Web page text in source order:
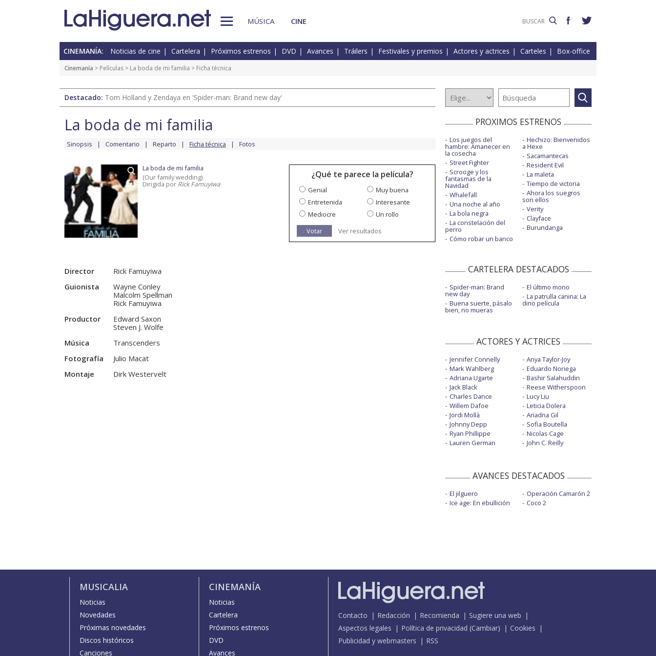
MÚSICA CINE
CINEMANÍA: Noticias de cine Cartelera Próximos estrenos DVD Avances Tráilers Festivales y premios Actores y actrices Carteles Box-office
Cinemanía > Películas > La boda de mi familia > Ficha técnica
Destacado: Tom Holland y Zendaya en 'Spider-man: Brand new day'
La boda de mi familia
Sinopsis Comentario Reparto Ficha técnica Fotos
La boda de mi familia
(Our family wedding)
Dirigida por Rick Famuyiwa
¿Qué te parece la película?
Genial
Muy buena
Entretenida
Interesante
Mediocre
Un rollo
Votar
Ver resultados
Director
Rick Famuyiwa
Guionista
Wayne Conley
Malcolm Spellman
Rick Famuyiwa
Productor
Edward Saxon
Steven J. Wolfe
Música
Transcenders
Fotografía
Julio Macat
Montaje
Dirk Westervelt
PROXIMOS ESTRENOS
Los juegos del
hambre: Amanecer en
la cosecha
Street Fighter
Scrooge y los
fantasmas de la
Navidad
Whalefall
Una noche al año
La bola negra
La constelación del
perro
Cómo robar un banco
Hechizo: Bienvenidos
a Hexe
Sacamantecas
Resident Evil
La maleta
Tiempo de victoria
Ahora los suegros
son ellos
Verity
Clayface
Burundanga
CARTELERA DESTACADOS
Spider-man: Brand
new day
Buena suerte, pásalo
bien, no mueras
El último mono
La patrulla canina: La
dino película
ACTORES Y ACTRICES
Jennifer Connelly
Mark Wahlberg
Adriana Ugarte
Jack Black
Charles Dance
Willem Dafoe
Jordi Mollà
Johnny Depp
Ryan Phillippe
Lauren German
Anya Taylor-Joy
Eduardo Noriega
Bashir Salahuddin
Reese Witherspoon
Lucy Liu
Leticia Dolera
Ariadna Gil
Sofia Boutella
Nicolas Cage
John C. Reilly
AVANCES DESTACADOS
El jilguero
Ice age: En ebullición
Operación Camarón 2
Coco 2
MUSICALIA
Noticias
Novedades
Próximas novedades
Discos históricos
Canciones
CINEMANÍA
Noticias
Cartelera
Próximos estrenos
DVD
Avances
Contacto Redacción Recomienda
Sugiere una web
Aspectos legales
Política de privacidad (Cambiar)
Cookies
Publicidad y webmasters
RSS